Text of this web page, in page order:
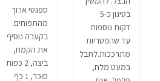
בטיגון כ-5
דקות נוספות
עד שהפטריות
מתרככות.לתבל
במעט מלח,
ספגטי ארוך
מהתפוחים.
בקערה נוסיף
את הקמח,
ביצה, 2 כפות
סוכר, 1 כף